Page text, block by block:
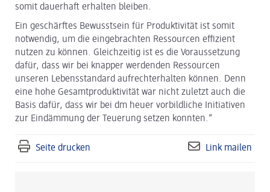
somit dauerhaft erhalten bleiben.
Ein geschärftes Bewusstsein für Produktivität ist somit
notwendig, um die eingebrachten Ressourcen effizient
nutzen zu können. Gleichzeitig ist es die Voraussetzung
dafür, dass wir bei knapper werdenden Ressourcen
unseren Lebensstandard aufrechterhalten können. Denn
eine hohe Gesamtproduktivität war nicht zuletzt auch die
Basis dafür, dass wir bei dm heuer vorbildliche Initiativen
zur Eindämmung der Teuerung setzen konnten.“
Seite drucken Link mailen